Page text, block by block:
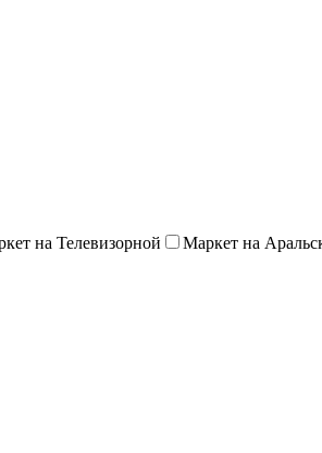
на Телевизорной
Маркет на